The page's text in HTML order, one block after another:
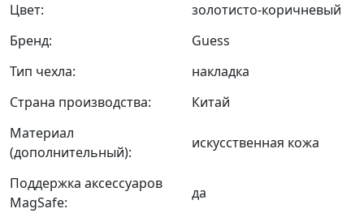
Цвет:
золотисто-коричневый
Бренд:
Guess
Тип чехла:
накладка
Страна производства:
Китай
Материал
(дополнительный):
искусственная кожа
Поддержка аксессуаров
MagSafe:
да